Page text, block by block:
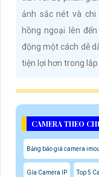
ảnh sắc nét và
hồng ngoại lên
động một cách dễ
tiện lợi hơn trong
CAMERA THEO
Bảng báo giá camera
Gía Camera IP Top 5